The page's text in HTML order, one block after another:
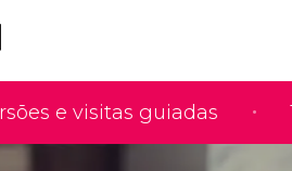
e visitas guiadas